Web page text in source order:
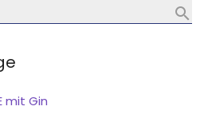
mit Gin